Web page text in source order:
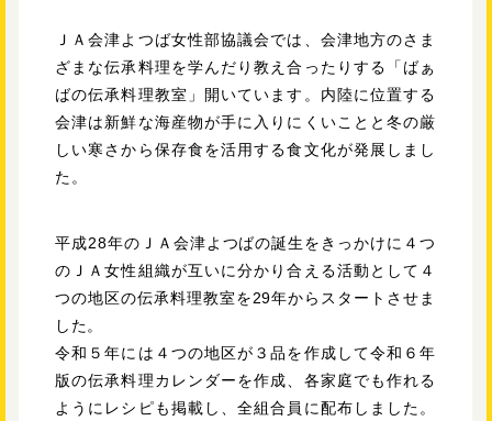
ＪＡ会津よつば女性部協議会では、会津地方のさま
ざまな伝承料理を学んだり教え合ったりする「ばぁ
ばの伝承料理教室」開いています。内陸に位置する
会津は新鮮な海産物が手に入りにくいことと冬の厳
しい寒さから保存食を活用する食文化が発展しまし
た。
平成28年のＪＡ会津よつばの誕生をきっかけに４つ
のＪＡ女性組織が互いに分かり合える活動として４
つの地区の伝承料理教室を29年からスタートさせま
した。
令和５年には４つの地区が３品を作成して令和６年
版の伝承料理カレンダーを作成、各家庭でも作れる
ようにレシピも掲載し、全組合員に配布しました。